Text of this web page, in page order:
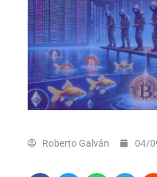
Roberto Galván 04/